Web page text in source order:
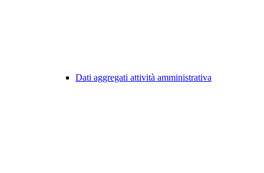
Dati aggregati attività amministrativa